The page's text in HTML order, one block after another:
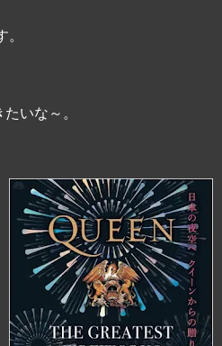
て受け継がれ、史上最も
いな～。